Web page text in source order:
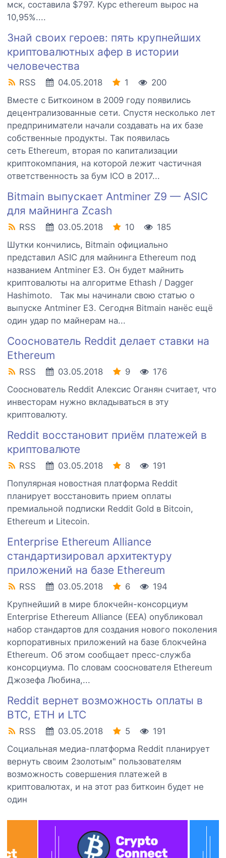
мск, составила $797. Курс ethereum вырос на
10,95%....
Знай своих героев: пять крупнейших
криптовалютных афер в истории
человечества
RSS 04.05.2018 1
200
Вместе с Биткоином в 2009 году появились
децентрализованные сети. Спустя несколько лет
предприниматели начали создавать на их базе
собственные продукты. Так появилась
сеть Ethereum, вторая по капитализации
криптокомпания, на которой лежит частичная
ответственность за бум ICO в 2017...
Bitmain выпускает Antminer Z9 — ASIC
для майнинга Zcash
RSS 03.05.2018 10
185
Шутки кончились, Bitmain официально
представил ASIC для майнинга Ethereum под
названием Antminer E3. Он будет майнить
криптовалюты на алгоритме Ethash / Dagger
Hashimoto. Так мы начинали свою статью о
выпуске Antminer E3. Сегодня Bitmain нанёс ещё
один удар по майнерам на...
Сооснователь Reddit делает ставки на
Ethereum
RSS 03.05.2018 9
176
Сооснователь Reddit Алексис Оганян считает, что
инвесторам нужно вкладываться в эту
криптовалюту.
Reddit восстановит приём платежей в
криптовалюте
RSS 03.05.2018 8
191
Популярная новостная платформа Reddit
планирует восстановить прием оплаты
премиальной подписки Reddit Gold в Bitcoin,
Ethereum и Litecoin.
Enterprise Ethereum Alliance
стандартизировал архитектуру
приложений на базе Ethereum
RSS 03.05.2018 6
194
Крупнейший в мире блокчейн-консорциум
Enterprise Ethereum Alliance (EEA) опубликовал
набор стандартов для создания нового поколения
корпоративных приложений на базе блокчейна
Ethereum. Об этом сообщает пресс-служба
консорциума. По словам сооснователя Ethereum
Джозефа Любина,...
Reddit вернет возможность оплаты в
BTC, ETH и LTC
RSS 03.05.2018 5
191
Социальная медиа-платформа Reddit планирует
вернуть своим 2золотым" пользователям
возможность совершения платежей в
криптовалютах, и на этот раз биткоин будет не
один